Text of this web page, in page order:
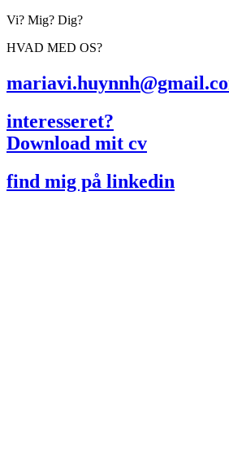
Vi? Mig? Dig?
HVAD MED OS?
interesseret?
Download mit cv
find mig på linkedin